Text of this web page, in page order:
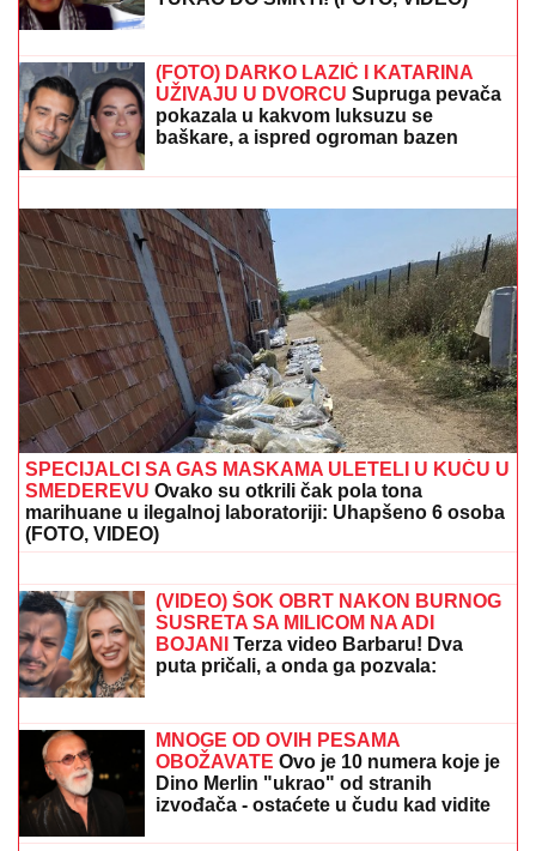
jutros došla da obiđe sina, a on je
TUKAO DO SMRTI! (FOTO, VIDEO)
"ZLO ĆE SE PRETVARATI DA JE DOBRO"Dea
Đurđević iznenadila objavom, voditeljka podelila
savet: "Kad god vidiš zlo, veruj da je zlo"
(FOTO) DARKO LAZIĆ I KATARINA
UŽIVAJU U DVORCUSupruga pevača
pokazala u kakvom luksuzu se
baškare, a ispred ogroman bazen
Stvara se novi moćni blok: Kakav se
to sporazum sprema u Džedi?